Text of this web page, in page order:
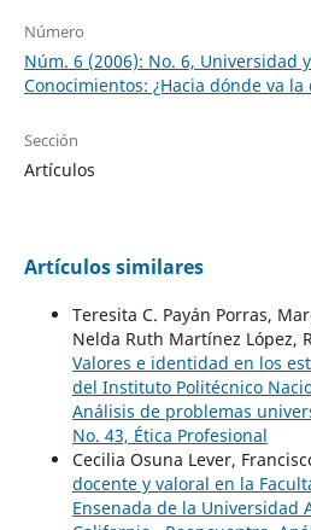
Número
Núm. 6 (2006): No. 6, Universidad
Conocimientos: ¿Hacia dónde va
Sección
Artículos
Artículos similares
Teresita C. Payán Porras,
Nelda Ruth Martínez López,
Valores e identidad en los
del Instituto Politécnico
Análisis de problemas
No. 43, Ética Profesional
Cecilia Osuna Lever,
docente y valoral en la
Ensenada de la Universidad